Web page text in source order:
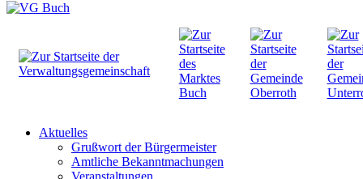
Aktuelles
Grußwort der Bürgermeister
Amtliche Bekanntmachungen
Veranstaltungen